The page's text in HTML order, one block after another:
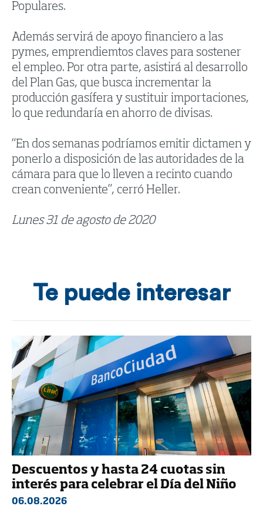
Populares.
Además servirá de apoyo financiero a las
pymes, emprendiemtos claves para sostener
el empleo. Por otra parte, asistirá al desarrollo
del Plan Gas, que busca incrementar la
producción gasífera y sustituir importaciones,
lo que redundaría en ahorro de divisas.
“En dos semanas podríamos emitir dictamen y
ponerlo a disposición de las autoridades de la
cámara para que lo lleven a recinto cuando
crean conveniente”, cerró Heller.
Lunes 31 de agosto de 2020
Te puede interesar
Descuentos y hasta 24 cuotas sin
interés para celebrar el Día del Niño
06.08.2026